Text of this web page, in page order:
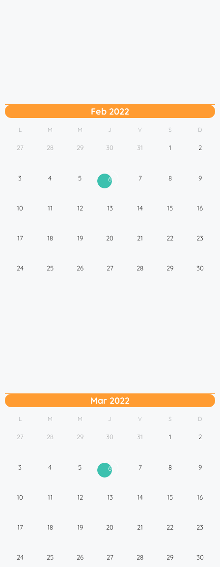
Feb 2022
L M M J V S D
27 28 29 30 31 1 2
3 4 5 6 7 8 9
10 11 12 13 14 15 16
17 18 19 20 21 22 23
24 25 26 27 28 29 30
Mar 2022
L M M J V S D
27 28 29 30 31 1 2
3 4 5 6 7 8 9
10 11 12 13 14 15 16
17 18 19 20 21 22 23
24 25 26 27 28 29 30